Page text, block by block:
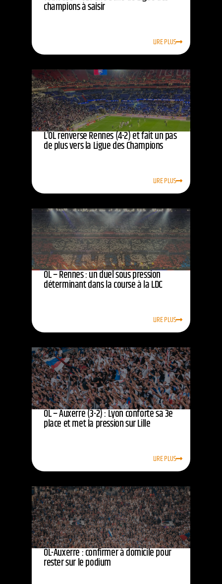
champions à saisir
LIRE PLUS
L’OL renverse Rennes (4-2) et fait un pas
de plus vers la Ligue des Champions
LIRE PLUS
OL – Rennes : un duel sous pression
déterminant dans la course à la LDC
LIRE PLUS
OL – Auxerre (3-2) : Lyon conforte sa 3e
place et met la pression sur Lille
LIRE PLUS
OL-Auxerre : confirmer à domicile pour
rester sur le podium